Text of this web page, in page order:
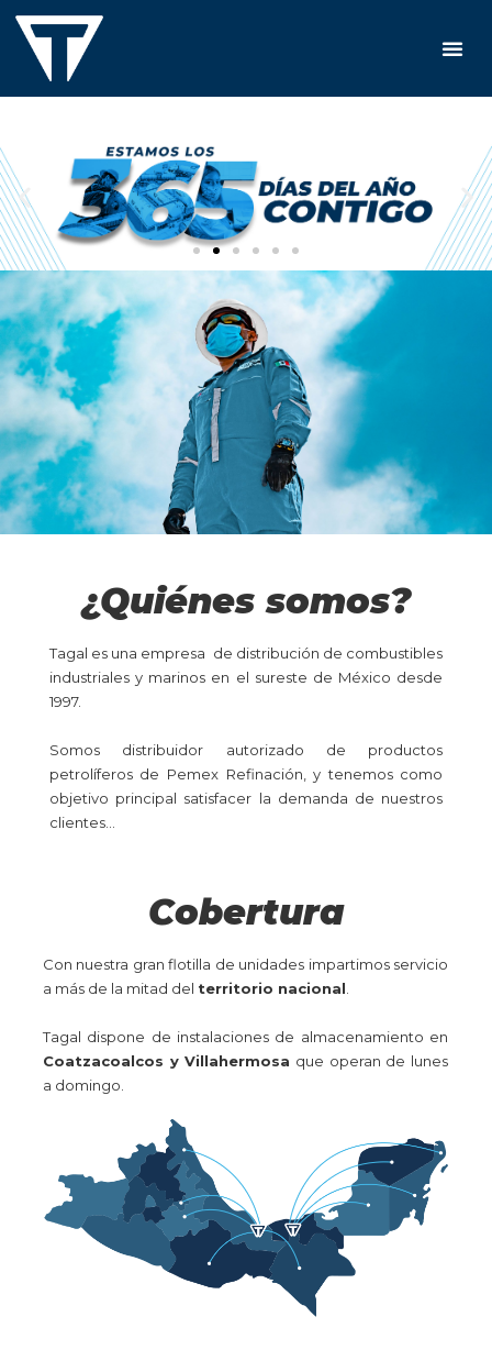
¿Quiénes somos?
Tagal es una empresa de distribución de combustibles
industriales y marinos en el sureste de México desde
1997.
Somos distribuidor autorizado de productos
petrolíferos de Pemex Refinación, y tenemos como
objetivo principal satisfacer la demanda de nuestros
clientes…
Cobertura
Con nuestra gran flotilla de unidades impartimos servicio
a más de la mitad del territorio nacional
Tagal dispone de instalaciones de almacenamiento en
Coatzacoalcos y Villahermosa que operan de lunes
a domingo.